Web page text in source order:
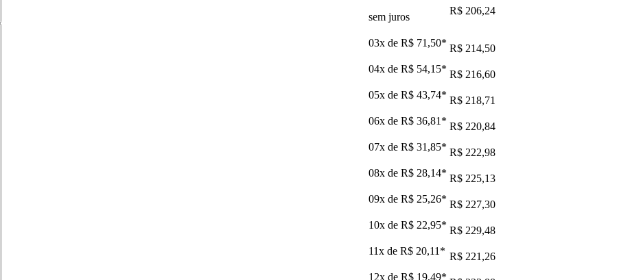
sem juros
R$ 206,24
03x de R$ 71,50* R$ 214,50
04x de R$ 54,15* R$ 216,60
05x de R$ 43,74* R$ 218,71
06x de R$ 36,81 * R$ 220,84
07x de R$ 31,85* R$ 222,98
08x de R$ 28,14* R$ 225,13
09x de R$ 25,26* R$ 227,30
10x de R$ 22,95* R$ 229,48
11x de R$ 20,11 * R$ 221,26
12x de R$ 19,49*